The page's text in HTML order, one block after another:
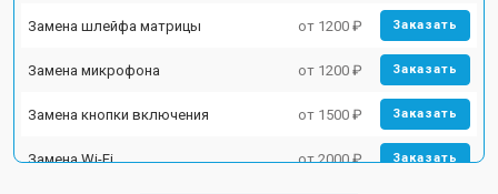
Замена шлейфа матрицы от 1200 ₽ Заказать
Замена микрофона от 1200 ₽ Заказать
Замена кнопки включения от 1500 ₽ Заказать
Замена Wi-Fi от 2000 ₽ Заказать